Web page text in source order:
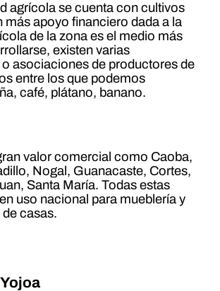
agrícola se cuenta con cultivos
más apoyo financiero dada a la
de la zona es el medio más
existen varias
asociaciones de productores de
entre los que podemos
café, plátano, banano.
valor comercial como Caoba,
Nogal, Guanacaste, Cortes,
Santa María. Todas estas
uso nacional para mueblería y
casas.